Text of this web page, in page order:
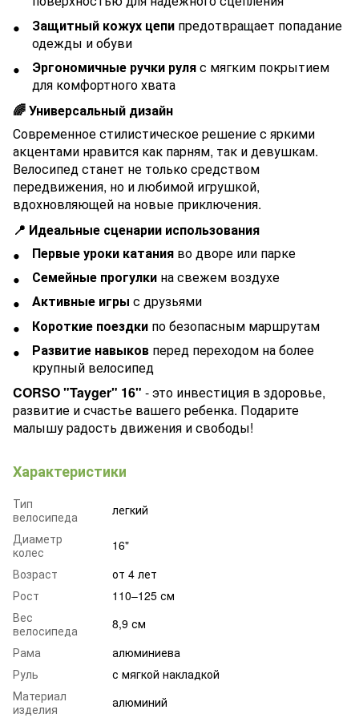
Защитный кожух цепи предотвращает попадание
одежды и обуви
Эргономичные ручки руляс мягким покрытием
для комфортного хвата
🌈 Универсальный дизайн
Современное стилистическое решение с яркими
акцентами нравится как парням, так и девушкам.
Велосипед станет не только средством
передвижения, но и любимой игрушкой,
вдохновляющей на новые приключения.
📍 Идеальные сценарии использования
Первые уроки катания во дворе или парке
Семейные прогулки на свежем воздухе
Активные игры с друзьями
Короткие поездки по безопасным маршрутам
Развитие навыков перед переходом на более
крупный велосипед
CORSO "Tayger" 16" - это инвестиция в здоровье,
развитие и счастье вашего ребенка. Подарите
малышу радость движения и свободы!
Характеристики
Тип
велосипеда
легкий
Диаметр
колес
16"
Возраст
от 4 лет
Рост
110–125 см
Вес
велосипеда
8,9 см
Рама
алюминиева
Руль
с мягкой накладкой
Материал
изделия
алюминий